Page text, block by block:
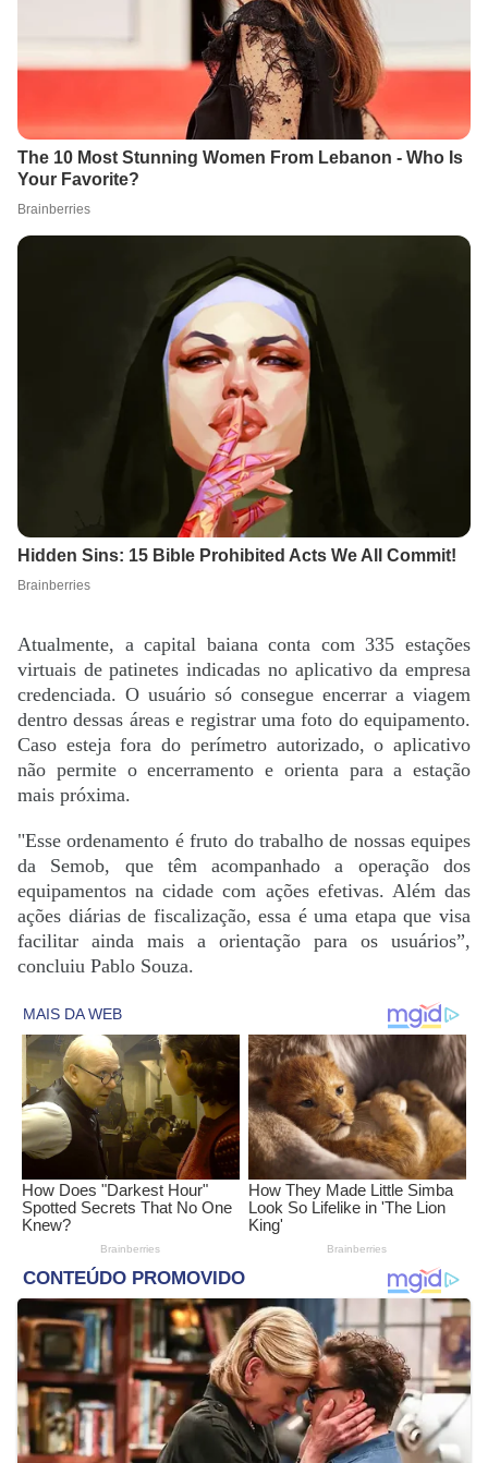
Atualmente, a capital baiana conta com 335 estações
virtuais de patinetes indicadas no aplicativo da empresa
credenciada. O usuário só consegue encerrar a viagem
dentro dessas áreas e registrar uma foto do equipamento.
Caso esteja fora do perímetro autorizado, o aplicativo
não permite o encerramento e orienta para a estação
mais próxima.
"Esse ordenamento é fruto do trabalho de nossas equipes
da Semob, que têm acompanhado a operação dos
equipamentos na cidade com ações efetivas. Além das
ações diárias de fiscalização, essa é uma etapa que visa
facilitar ainda mais a orientação para os usuários”,
concluiu Pablo Souza.